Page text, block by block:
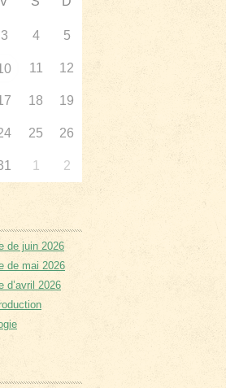
3 4 5
11 12
18 19
25 26
1 2
de juin 2026
de mai 2026
d’avril 2026